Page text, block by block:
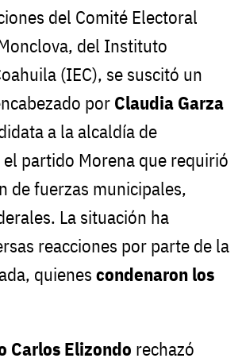
del Comité Electoral
del Instituto
(IEC), se suscitó un
por Claudia Garza
a la alcaldía de
partido Morena que requirió
de fuerzas municipales,
La situación ha
reacciones por parte de la
quienes condenaron los
Carlos Elizondo rechazó